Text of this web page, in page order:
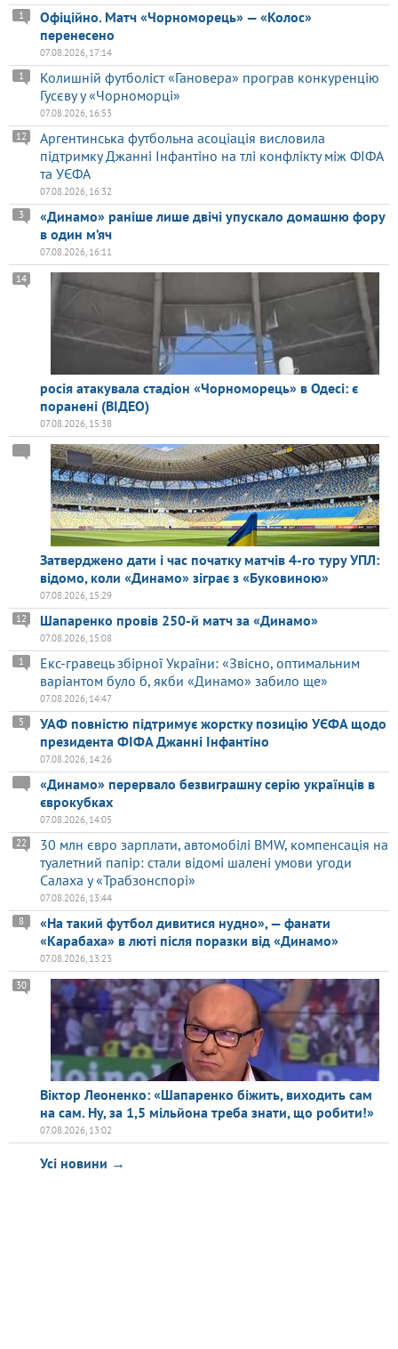
Офіційно. Матч «Чорноморець» — «Колос»
перенесено
1
07.08.2026, 17:14
Колишній футболіст «Гановера» програв конкуренцію
Гусєву у «Чорноморці»
1
07.08.2026, 16:53
Аргентинська футбольна асоціація висловила
підтримку Джанні Інфантіно на тлі конфлікту між ФІФА
та УЄФА
12
07.08.2026, 16:32
«Динамо» раніше лише двічі упускало домашню фору
в один м’яч
3
07.08.2026, 16:11
росія атакувала стадіон «Чорноморець» в Одесі: є
поранені (ВІДЕО)
14
07.08.2026, 15:38
Затверджено дати і час початку матчів 4-го туру УПЛ:
відомо, коли «Динамо» зіграє з «Буковиною»
07.08.2026, 15:29
Шапаренко провів 250-й матч за «Динамо»
12
07.08.2026, 15:08
Екс-гравець збірної України: «Звісно, оптимальним
варіантом було б, якби «Динамо» забило ще»
1
07.08.2026, 14:47
УАФ повністю підтримує жорстку позицію УЄФА щодо
президента ФІФА Джанні Інфантіно
5
07.08.2026, 14:26
«Динамо» перервало безвиграшну серію українців в
єврокубках
07.08.2026, 14:05
30 млн євро зарплати, автомобілі BMW, компенсація на
туалетний папір: стали відомі шалені умови угоди
Салаха у «Трабзонспорі»
22
07.08.2026, 13:44
«На такий футбол дивитися нудно», — фанати
«Карабаха» в люті після поразки від «Динамо»
8
07.08.2026, 13:23
Віктор Леоненко: «Шапаренко біжить, виходить сам
на сам. Ну, за 1,5 мільйона треба знати, що робити!»
30
07.08.2026, 13:02
Усі новини →